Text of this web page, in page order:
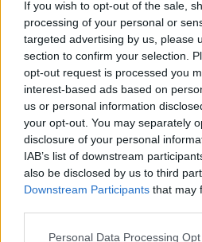
If you wish to opt-out of the sale,
processing of your personal or
targeted advertising by us, please
section to confirm your selection.
opt-out request is processed you
interest-based ads based on
us or personal information
your opt-out. You may separately
disclosure of your personal
IAB’s list of downstream
also be disclosed by us to third
Downstream Participants that may
Personal Data Processing
καμερών σε επιλεγμένα
δικτύου. Το έργο αυτό,
ευρύτερο σχεδιασμό μας
ασφάλεια, με στόχο τη
παραβάσεων, όπως το
υπερβολική ταχύτητα, που
ατυχημάτων. Ειδικότερα:
συνδέονται απευθείας με
Αστυνομία, ενώ μέσω